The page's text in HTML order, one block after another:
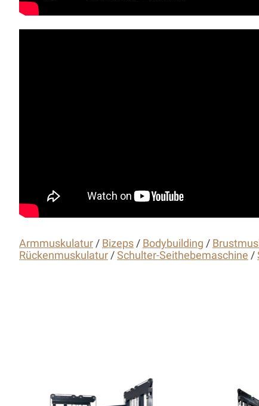
Armmuskulatur / Bizeps / Bodybuilding /
Rückenmuskulatur / Schulter-Seithebemaschine /
Articles du carrousel de produits